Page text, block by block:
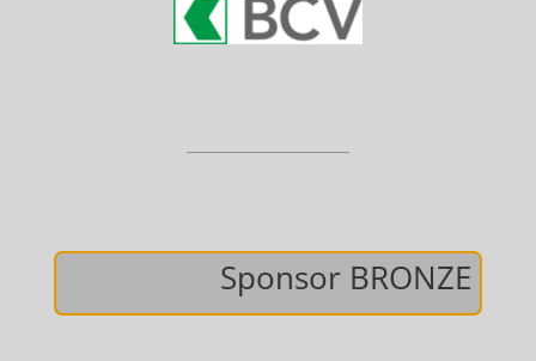
Sponsor BRONZE